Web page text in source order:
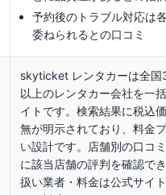
予約後のトラブル対応は
委ねられるとの口コミ
skyticket レンタカーは全
以上のレンタカー会社を一
イトです。検索結果に税込
無が明示されており、料金
い設計です。店舗別の口コ
に該当店舗の評判を確認で
扱い業者・料金は公式サイ